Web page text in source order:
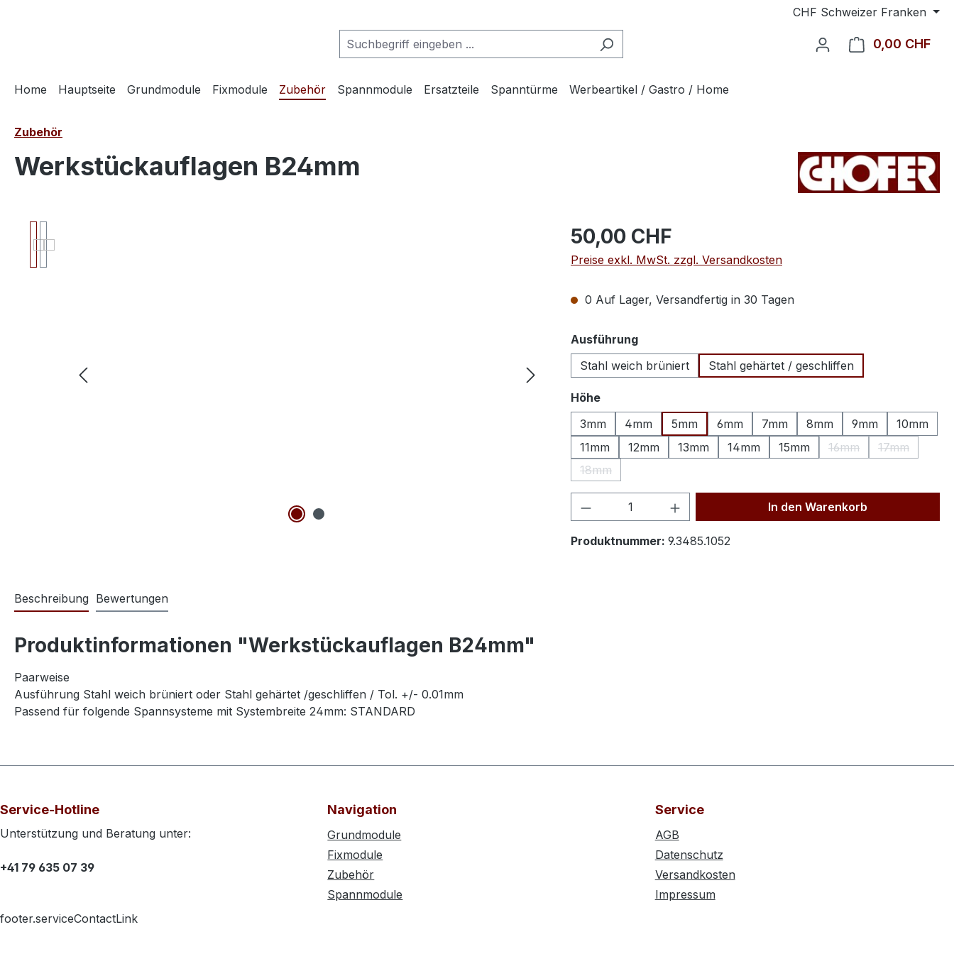
CHF Schweizer Franken
0,00 CHF
Home Hauptseite Grundmodule Fixmodule Zubehör Spannmodule Ersatzteile Spanntürme Werbeartikel / Gastro / Home
Zubehör
Werkstückauflagen B24mm
50,00 CHF
Preise exkl. MwSt. zzgl. Versandkosten
0 Auf Lager, Versandfertig in 30 Tagen
Ausführungauswählen
Stahl weich brüniert
Stahl gehärtet / geschliffen
Höheauswählen
3mm
4mm 5mm 6mm 7mm 8mm 9mm
10mm
11mm
12mm 13mm 14mm 15mm 16mm
(Diese Option ist
17mm
(Diese
18mm
(Diese Option ist zurzeit nicht verfügbar.)
Produkt Anzahl: Gib den gewünschten Wert
In den Warenkorb
Produktnummer: 9.3485.1052
Beschreibung Bewertungen
Produktinformationen "Werkstückauflagen B24mm"
Paarweise
Ausführung Stahl weich brüniert oder Stahl gehärtet /geschliffen / Tol. +/- 0.01mm
Passend für folgende Spannsysteme mit Systembreite 24mm: STANDARD
Service-Hotline
Unterstützung und Beratung unter:
+41 79 635 07 39
footer.serviceContactLink
Navigation
Grundmodule
Fixmodule
Zubehör
Spannmodule
Service
AGB
Datenschutz
Versandkosten
Impressum